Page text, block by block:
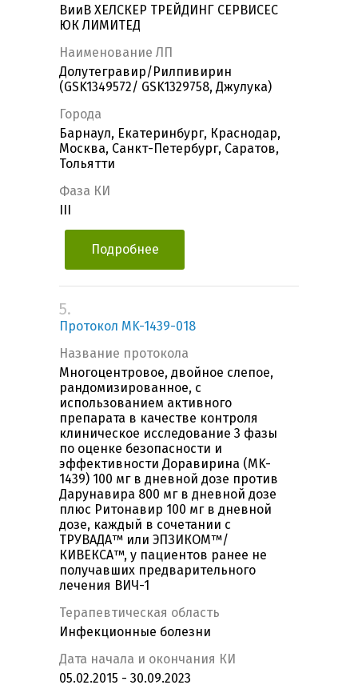
ВииВ ХЕЛСКЕР ТРЕЙДИНГ СЕРВИСЕС
ЮК ЛИМИТЕД
Наименование ЛП
Долутегравир/Рилпивирин
(GSK1349572/ GSK1329758, Джулука)
Города
Барнаул, Екатеринбург, Краснодар,
Москва, Санкт-Петербург, Саратов,
Тольятти
Фаза КИ
Подробнее
5.
Протокол MK-1439-018
Название протокола
Многоцентровое, двойное слепое,
рандомизированное, с
использованием активного
препарата в качестве контроля
клиническое исследование 3 фазы
по оценке безопасности и
эффективности Доравирина (MK-
1439) 100 мг в дневной дозе против
Дарунавира 800 мг в дневной дозе
плюс Ритонавир 100 мг в дневной
дозе, каждый в сочетании с
ТРУВАДА™ или ЭПЗИКОМ™/
КИВЕКСА™, у пациентов ранее не
получавших предварительного
лечения ВИЧ-1
Терапевтическая область
Инфекционные болезни
Дата начала и окончания КИ
05.02.2015 - 30.09.2023